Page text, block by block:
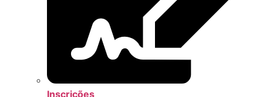
Inscrições